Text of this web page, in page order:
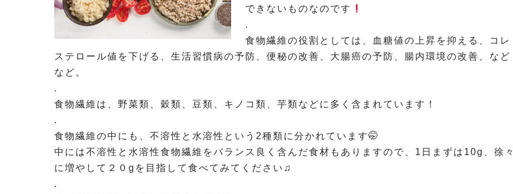
できないものなのです
.
食物繊維の役割としては、血糖値の上昇を抑える、コレ
ステロール値を下げる、生活習慣病の予防、便秘の改善、大腸癌の予防、腸内環境の改善、など
など。
.
食物繊維は、野菜類、穀類、豆類、キノコ類、芋類などに多く含まれています！
.
食物繊維の中にも、不溶性と水溶性という2種類に分かれています🤭
中には不溶性と水溶性食物繊維をバランス良く含んだ食材もありますので、1日まずは10g、徐々
に増やして２０gを目指して食べてみてください♫
.